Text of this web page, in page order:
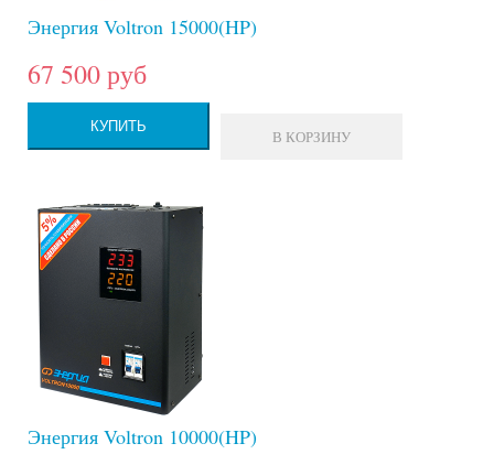
Энергия Voltron 15000(HP)
67 500 руб
КУПИТЬ
В КОРЗИНУ
Энергия Voltron 10000(HP)